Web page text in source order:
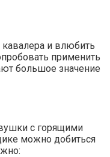
и влюбить
применить
большое значение
с горящими
можно добиться